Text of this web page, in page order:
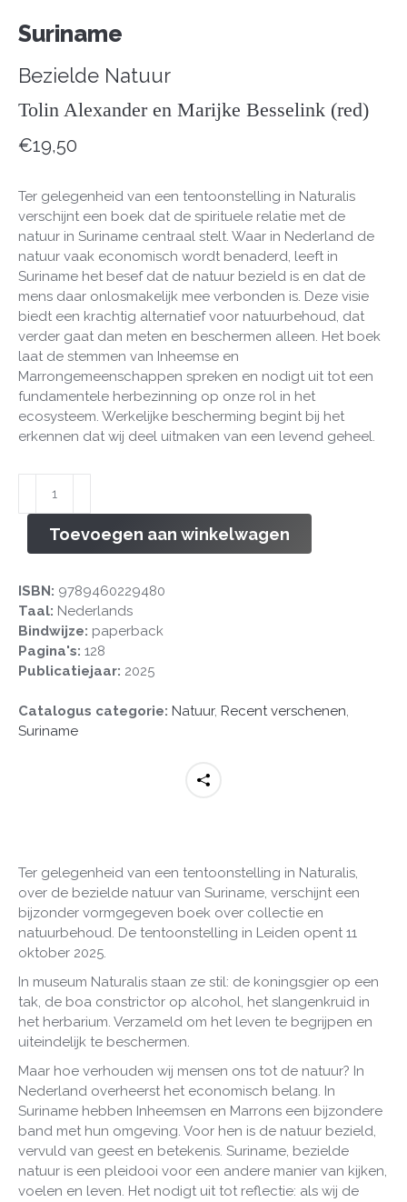
Suriname
Bezielde Natuur
Tolin Alexander en Marijke Besselink (red)
€19,50
Ter gelegenheid van een tentoonstelling in Naturalis
verschijnt een boek dat de spirituele relatie met de
natuur in Suriname centraal stelt. Waar in Nederland de
natuur vaak economisch wordt benaderd, leeft in
Suriname het besef dat de natuur bezield is en dat de
mens daar onlosmakelijk mee verbonden is. Deze visie
biedt een krachtig alternatief voor natuurbehoud, dat
verder gaat dan meten en beschermen alleen. Het boek
laat de stemmen van Inheemse en
Marrongemeenschappen spreken en nodigt uit tot een
fundamentele herbezinning op onze rol in het
ecosysteem. Werkelijke bescherming begint bij het
erkennen dat wij deel uitmaken van een levend geheel.
NatuurToevoegen aan winkelwagen
ISBN: 9789460229480
Taal: Nederlands
Bindwijze: paperback
Pagina's: 128
Publicatiejaar: 2025
Catalogus categorie: Natuur, Recent verschenen,
Suriname
Ter gelegenheid van een tentoonstelling in Naturalis,
over de bezielde natuur van Suriname, verschijnt een
bijzonder vormgegeven boek over collectie en
natuurbehoud. De tentoonstelling in Leiden opent 11
oktober 2025.
In museum Naturalis staan ze stil: de koningsgier op een
tak, de boa constrictor op alcohol, het slangenkruid in
het herbarium. Verzameld om het leven te begrijpen en
uiteindelijk te beschermen.
Maar hoe verhouden wij mensen ons tot de natuur? In
Nederland overheerst het economisch belang. In
Suriname hebben Inheemsen en Marrons een bijzondere
band met hun omgeving. Voor hen is de natuur bezield,
vervuld van geest en betekenis. Suriname, bezielde
natuur is een pleidooi voor een andere manier van kijken,
voelen en leven. Het nodigt uit tot reflectie: als wij de